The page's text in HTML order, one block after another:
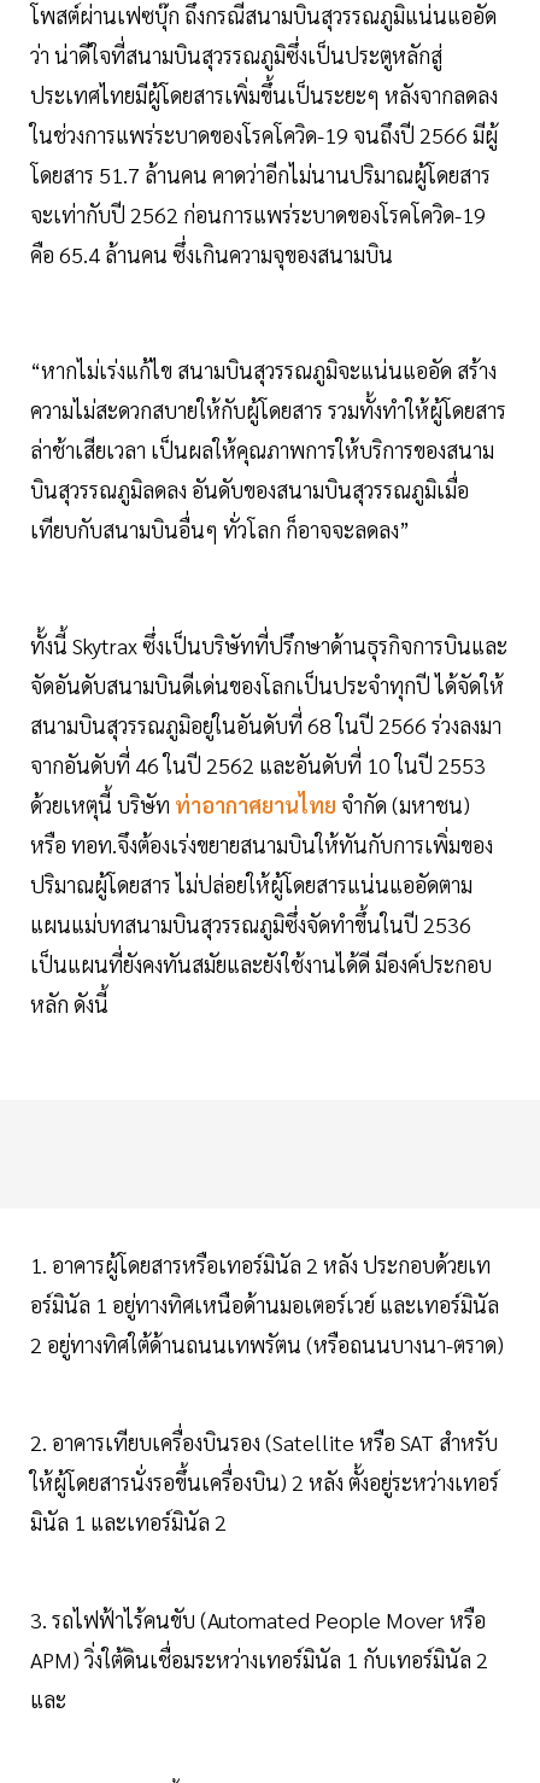
โพสต์ผ่านเฟซบุ๊ก ถึงกรณีสนามบินสุวรรณภูมิแน่นแออัด
ว่า น่าดีใจที่สนามบินสุวรรณภูมิซึ่งเป็นประตูหลักสู่
ประเทศไทยมีผู้โดยสารเพิ่มขึ้นเป็นระยะๆ หลังจากลดลง
ในช่วงการแพร่ระบาดของโรคโควิด-19 จนถึงปี 2566 มีผู้
โดยสาร 51.7 ล้านคน คาดว่าอีกไม่นานปริมาณผู้โดยสาร
จะเท่ากับปี 2562 ก่อนการแพร่ระบาดของโรคโควิด-19
คือ 65.4 ล้านคน ซึ่งเกินความจุของสนามบิน
“หากไม่เร่งแก้ไข สนามบินสุวรรณภูมิจะแน่นแออัด สร้าง
ความไม่สะดวกสบายให้กับผู้โดยสาร รวมทั้งทำให้ผู้โดยสาร
ล่าช้าเสียเวลา เป็นผลให้คุณภาพการให้บริการของสนาม
บินสุวรรณภูมิลดลง อันดับของสนามบินสุวรรณภูมิเมื่อ
เทียบกับสนามบินอื่นๆ ทั่วโลก ก็อาจจะลดลง”
ทั้งนี้ Skytrax ซึ่งเป็นบริษัทที่ปรึกษาด้านธุรกิจการบินและ
จัดอันดับสนามบินดีเด่นของโลกเป็นประจำทุกปี ได้จัดให้
สนามบินสุวรรณภูมิอยู่ในอันดับที่ 68 ในปี 2566 ร่วงลงมา
จากอันดับที่ 46 ในปี 2562 และอันดับที่ 10 ในปี 2553
ด้วยเหตุนี้ บริษัท ท่าอากาศยานไทย จำกัด (มหาชน)
หรือ ทอท.จึงต้องเร่งขยายสนามบินให้ทันกับการเพิ่มของ
ปริมาณผู้โดยสาร ไม่ปล่อยให้ผู้โดยสารแน่นแออัดตาม
แผนแม่บทสนามบินสุวรรณภูมิซึ่งจัดทำขึ้นในปี 2536
เป็นแผนที่ยังคงทันสมัยและยังใช้งานได้ดี มีองค์ประกอบ
หลัก ดังนี้
1. อาคารผู้โดยสารหรือเทอร์มินัล 2 หลัง ประกอบด้วยเท
อร์มินัล 1 อยู่ทางทิศเหนือด้านมอเตอร์เวย์ และเทอร์มินัล
2 อยู่ทางทิศใต้ด้านถนนเทพรัตน (หรือถนนบางนา-ตราด)
2. อาคารเทียบเครื่องบินรอง (Satellite หรือ SAT สำหรับ
ให้ผู้โดยสารนั่งรอขึ้นเครื่องบิน) 2 หลัง ตั้งอยู่ระหว่างเทอร์
มินัล 1 และเทอร์มินัล 2
3. รถไฟฟ้าไร้คนขับ (Automated People Mover หรือ
APM) วิ่งใต้ดินเชื่อมระหว่างเทอร์มินัล 1 กับเทอร์มินัล 2
และ